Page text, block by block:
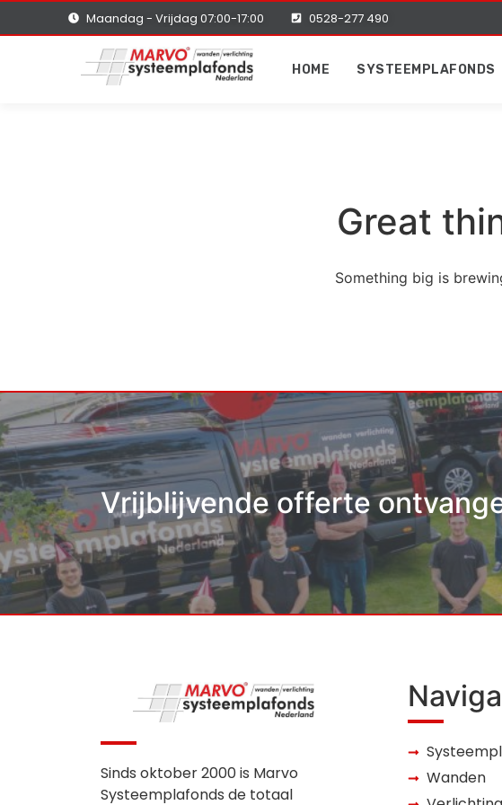
Maandag - Vrijdag 07:00-17:00 0528-277 490
HOME SYSTEEMPLAFONDS
Great
Something big is
Vrijblijvende offerte
Sinds oktober 2000 is Marvo
Systeemplafonds de totaal
Wanden